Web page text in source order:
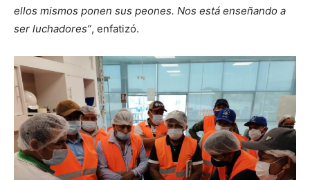
ellos mismos ponen sus peones. Nos está enseñando a
ser luchadores”, enfatizó.